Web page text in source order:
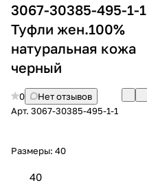
3067-30385-495-1-1
Туфли жен.100%
натуральная кожа
черный
0
Нет отзывов
Арт. 3067-30385-495-1-1
Размеры: 40
40